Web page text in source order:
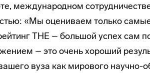
международном
«Мы оцениваем только
THE – большой успех
– это очень хороший
вуза как мирового научно-